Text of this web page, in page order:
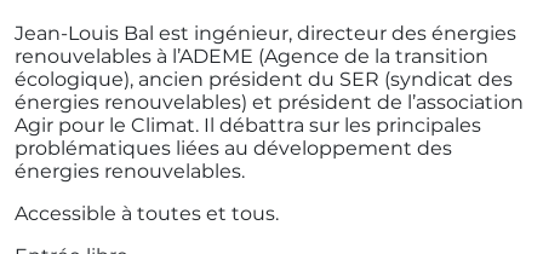
Jean-Louis Bal est ingénieur, directeur des énergies
renouvelables à l’ADEME (Agence de la transition
écologique), ancien président du SER (syndicat des
énergies renouvelables) et président de l’association
Agir pour le Climat. Il débattra sur les principales
problématiques liées au développement des
énergies renouvelables.
Accessible à toutes et tous.